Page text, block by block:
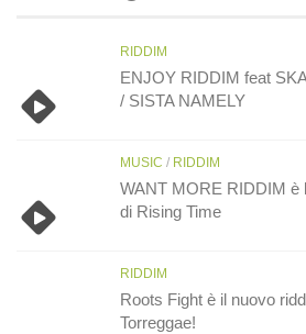
RIDDIM
ENJOY RIDDIM feat
/ SISTA NAMELY
MUSIC / RIDDIM
WANT MORE RIDDIM è
di Rising Time
RIDDIM
Roots Fight è il nuovo
Torreggae!